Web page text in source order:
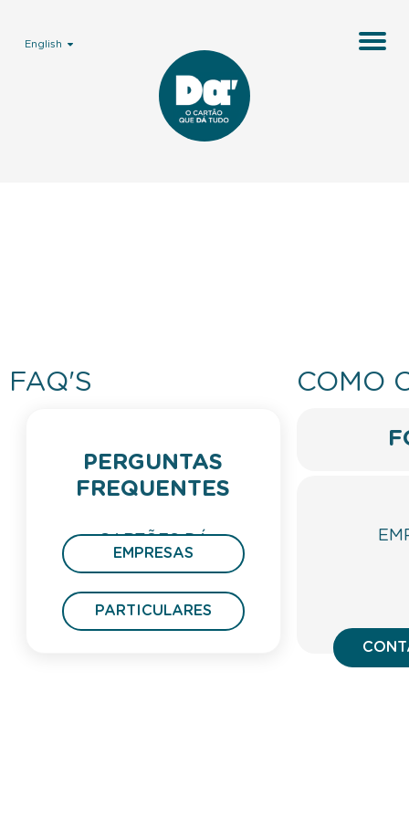
English
FAQ'S
PERGUNTAS
FREQUENTES
CARTÕES DÁ
PRESENTE
EMPRESAS
PARTICULARES
COMO